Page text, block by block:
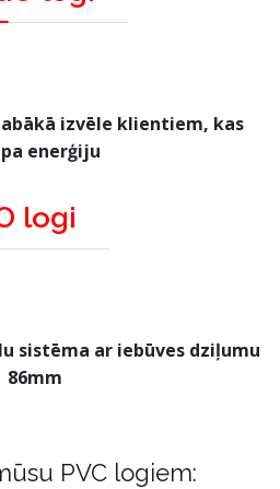
labākā izvēle klientiem, kas
enerģiju
logi
sistēma ar iebūves dziļumu
86mm
PVC logiem: